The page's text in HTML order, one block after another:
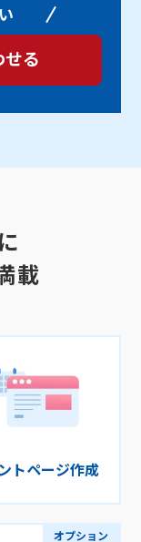
せる
載
トページ作成